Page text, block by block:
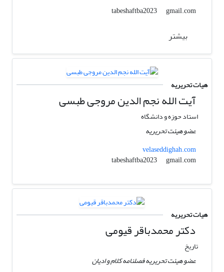
tabeshaftba2023
gmail.com
بیشتر
هیات تحریریه
آیت الله نجم الدین مروجی طبسی
استاد حوزه و دانشگاه
عضو هیئت تحریریه
velaseddighah.com
tabeshaftba2023
gmail.com
هیات تحریریه
دکتر محمدباقر قیومی
تاریخ
عضو هیئت تحریریه فصلنامه کلام و ادیان